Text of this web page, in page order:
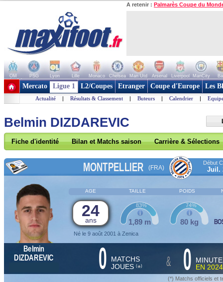
A retenir : Palmarès Coupe du
OM PSG Lyon Lille Monaco Chelsea Man Utd Arsenal Liverpool ManCity
+ de clubs
Mercato Ligue 1 L2/Coupes Etranger Coupe d'Europe Les
Actualité | Résultats & Classement | Buteurs | Calendrier |
Belmin DIZDAREVIC
Fiche d'identité Bilan et Matchs saison Carrière & Sélections
MONTPELLIER (FRA)
Début
Juil.
AGE TAILLE POIDS
24
ans
Né le 9 août 2001 à Zenica
1,89 m
83%
80 kg
74%
Belmin
DIZDAREVIC
0 MATCHS
JOUES (*) & 0
EN
(*) Matchs officiels et